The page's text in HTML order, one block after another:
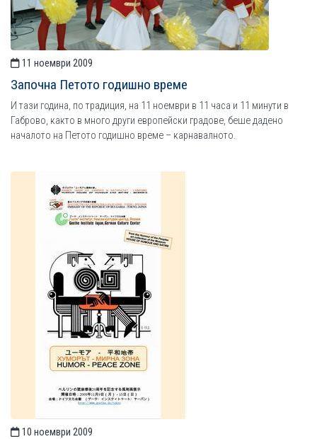
11 ноември 2009
Започна Петото годишно време
И тази година, по традиция, на 11 ноември в 11 часа и 11 минути в
Габрово, както в много други европейски градове, беше дадено
началото на Петото годишно време – карнавалното.
10 ноември 2009